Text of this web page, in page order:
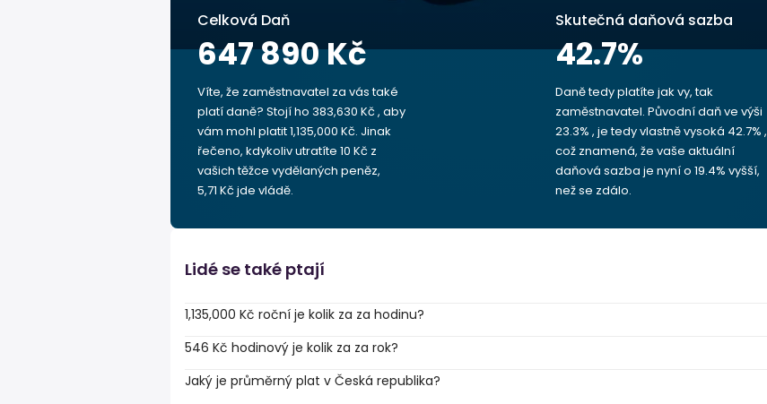
Celková Daň
647 890 Kč
Víte, že zaměstnavatel za vás také
platí daně? Stojí ho 383,630 Kč , aby
vám mohl platit 1,135,000 Kč. Jinak
řečeno, kdykoliv utratíte 10 Kč z
vašich těžce vydělaných peněz,
5,71 Kč jde vládě.
Skutečná daňová sazba
42.7%
Daně tedy platíte jak vy, tak
zaměstnavatel. Původní daň ve výši
23.3% , je tedy vlastně vysoká 42.7% ,
což znamená, že vaše aktuální
daňová sazba je nyní o 19.4% vyšší,
než se zdálo.
Lidé se také ptají
1,135,000 Kč roční je kolik za za hodinu?
546 Kč hodinový je kolik za za rok?
Jaký je průměrný plat v Česká republika?